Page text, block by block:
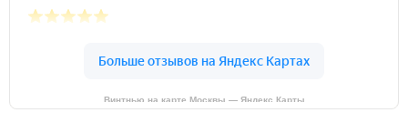
Винтнью на карте Москвы — Яндекс Карты